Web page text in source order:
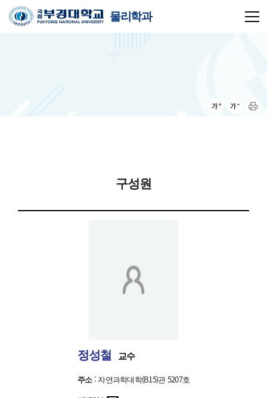
물리학과
구성원
정성철 교수
주소: 자연과학대학(B15)관 5207호